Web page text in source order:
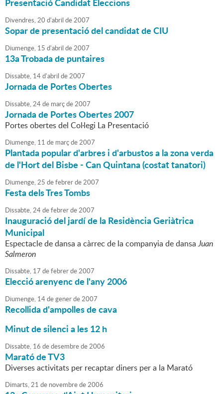
Presentació Candidat Eleccions
Divendres,20 d'abril de2007
Sopar de presentació del candidat de CIU
Diumenge, 15 d'abril de2007
13a Trobada de puntaires
Dissabte, 14d'abril de2007
Jornada de Portes Obertes
Dissabte,24de marçde2007
Jornada de Portes Obertes 2007
Portes obertes del Col·legi La Presentació
Diumenge, 11 de marçde2007
Plantada popular d'arbres i d'arbustos a la zona verda
de l'Hort del Bisbe - Can Quintana (costat tanatori)
Diumenge,25 defebrerde2007
Festa dels Tres Tombs
Dissabte,24defebrerde2007
Inauguració del jardí de la Residència Geriàtrica
Municipal
Espectacle de dansa a càrrec de la companyia de dansaJuan
Salmeron
Dissabte, 17 defebrerde2007
Elecció arenyenc de l'any 2006
Diumenge, 14degenerde2007
Recollida d'ampolles de cava
Minut de silenci a les 12 h
Dissabte, 16 dedesembrede2006
Marató de TV3
Diverses activitats per recaptar diners per a la Marató
Dimarts,21 de novembrede2006